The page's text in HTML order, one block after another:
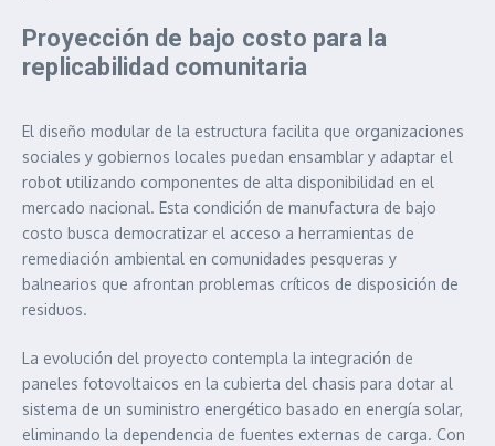
Proyección de bajo costo para la
replicabilidad comunitaria
El diseño modular de la estructura facilita que organizaciones
sociales y gobiernos locales puedan ensamblar y adaptar el
robot utilizando componentes de alta disponibilidad en el
mercado nacional. Esta condición de manufactura de bajo
costo busca democratizar el acceso a herramientas de
remediación ambiental en comunidades pesqueras y
balnearios que afrontan problemas críticos de disposición de
residuos.
La evolución del proyecto contempla la integración de
paneles fotovoltaicos en la cubierta del chasis para dotar al
sistema de un suministro energético basado en energía solar,
eliminando la dependencia de fuentes externas de carga. Con